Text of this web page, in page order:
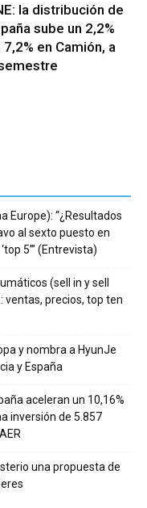
la distribución de
sube un 2,2%
en Camión, a
Europe): “¿Resultados
al sexto puesto en
5’” (Entrevista)
(sell in y sell
ventas, precios, top ten
y nombra a HyunJe
y España
aceleran un 10,16%
inversión de 5.857
una propuesta de